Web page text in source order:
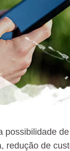
possibilidade
redução de